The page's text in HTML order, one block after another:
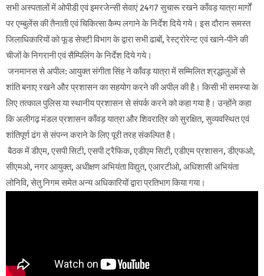
सभी अस्पतालों में ओपीडी एवं इमरजेन्सी सेवाएं 24ग7 सुचारू रखने काँवड़ यात्रा मार्गों
पर एम्बुलेंस की तैनाती एवं चिकित्सा कैम्प लगाने के निर्देश दिये गये। इस दौरान समस्त
जिलाधिकारियों को फूड सेफ्टी विभाग के द्वारा सभी ढाबों, रेस्ट्रोरेन्ट एवं खाने-पीने की
चीजों के निगरानी एवं सैम्पिलिंग के निर्देश दिये गये।
जनमानस से अपील: आयुक्त संगीता सिंह ने काँवड़ यात्रा में सम्मिलित श्रद्धालुओं से
शांति बनाए रखने और प्रशासन का सहयोग करने की अपील की है। किसी भी समस्या के
लिए तत्काल पुलिस या स्थानीय प्रशासन से संपर्क करने को कहा गया है। उन्होंने कहा
कि अलीगढ़ मंडल प्रशासन काँवड़ यात्रा और शिवरात्रि को सुरक्षित, सुव्यवस्थित एवं
शांतिपूर्ण ढंग से संपन्न कराने के लिए पूरी तरह संकल्पित है।
बैठक में डीएम, एसपी सिटी, एसपी ट्रैफिक, एडीएम सिटी, एडीएम प्रशासन, डीएफओ,
सीएमओ, नगर आयुक्त, अधीक्षण अभियंता विद्युत, एआरटीओ, अधिशासी अभियंता
लोनिवि, सेतु निगम समेत अन्य अधिकारियों द्वारा प्रतिभाग किया गया।